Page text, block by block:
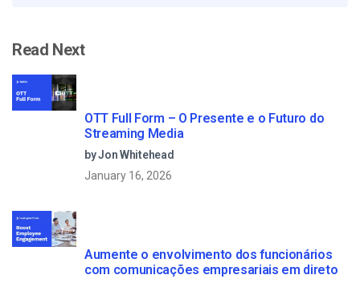
Read Next
OTT Full Form – O Presente e o Futuro do
Streaming Media
by Jon Whitehead
January 16, 2026
Aumente o envolvimento dos funcionários
com comunicações empresariais em direto